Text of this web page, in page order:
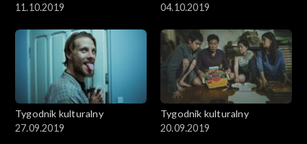
11.10.2019
04.10.2019
Tygodnik kulturalny
27.09.2019
Tygodnik kulturalny
20.09.2019